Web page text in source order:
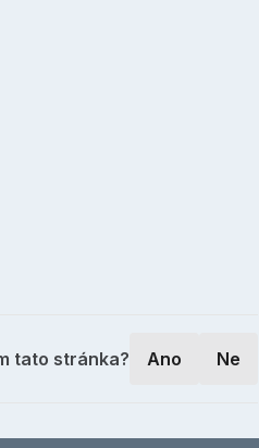
tato stránka? Ano Ne